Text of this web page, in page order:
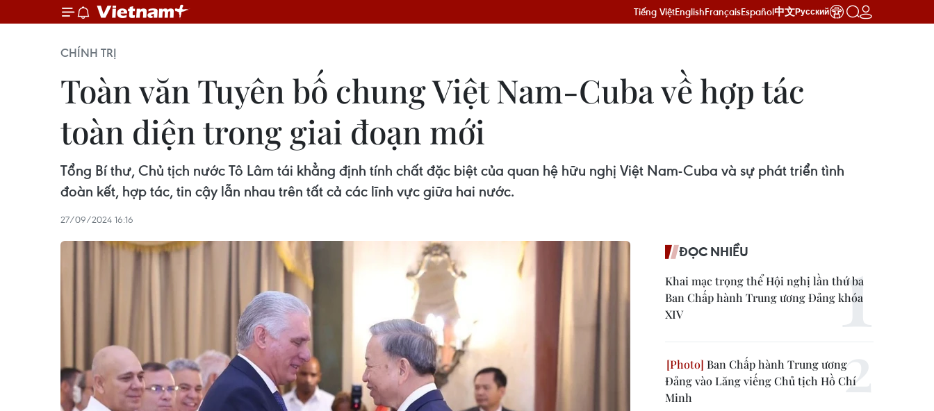
Tiếng ViệtEnglishFrançaisEspañol中文Русский
CHÍNH TRỊ
Toàn văn Tuyên bố chung Việt Nam-Cuba về hợp tác
toàn diện trong giai đoạn mới
Tổng Bí thư, Chủ tịch nước Tô Lâm tái khẳng định tính chất đặc biệt của quan hệ hữu nghị Việt Nam-Cuba và sự phát triển tình
đoàn kết, hợp tác, tin cậy lẫn nhau trên tất cả các lĩnh vực giữa hai nước.
27/09/2024 16:16
ĐỌC NHIỀU
Khai mạc trọng thể Hội nghị lần thứ ba
Ban Chấp hành Trung ương Đảng khóa
XIV
Ban Chấp hành Trung ương
Đảng vào Lăng viếng Chủ tịch Hồ Chí
Minh